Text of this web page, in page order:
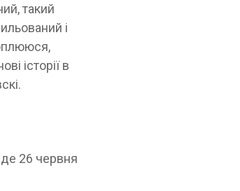
такий
і
історії в
26 червня